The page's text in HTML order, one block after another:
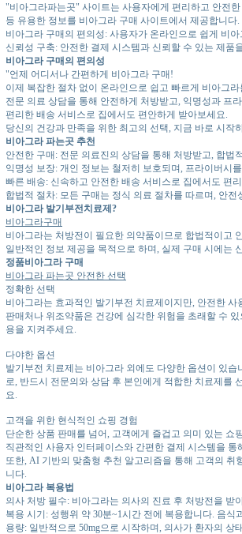
"비아그라파는곳" 사이트는 사용자에게 편리하고 안전
등 유용한 정보를 비아그라 구매 사이트에서 제공합니다.
비아그라 구매의 편의성: 사용자가 온라인으로 쉽게 비
신뢰성 구축: 안전한 결제 시스템과 신뢰할 수 있는 제품
비아그라 구매의 편의성
"언제 어디서나 간편하게 비아그라 구매!
이제 복잡한 절차 없이 온라인으로 쉽고 빠르게 비아그라
전문 의료 상담을 통해 안전하게 처방받고, 익명성과 프
편리한 배송 서비스로 집에서도 편안하게 받아보세요.
당신의 건강과 만족을 위한 최고의 선택, 지금 바로 시작
비아그라 파는곳 추천
안전한 구매: 전문 의료진의 상담을 통해 처방받고, 합법
익명성 보장: 개인 정보는 철저히 보호되며, 프라이버시
빠른 배송: 신속하고 안전한 배송 서비스로 집에서도 편
합법적 절차: 모든 구매는 정식 의료 절차를 따르며, 안전
비아그라 발기부전치료제?
비아그라구매
비아그라는 처방전이 필요한 의약품이므로 합법적이고
일반적인 정보 제공을 목적으로 하며, 실제 구매 시에는
정품비아그라 구매
비아그라 파는곳 안전한 선택
정확한 선택
비아그라는 효과적인 발기부전 치료제이지만, 안전한
판매처나 위조약품은 건강에 심각한 위험을 초래할 수
용을 지켜주세요.
다야한 옵션
발기부전 치료제는 비아그라 외에도 다양한 옵션이 있
로, 반드시 전문의와 상담 후 본인에게 적합한 치료제를
요.
고객을 위한 현식적인 쇼핑 경험
단순한 상품 판매를 넘어, 고객에게 즐겁고 의미 있는 쇼
직관적인 사용자 인터페이스와 간편한 결제 시스템을 통
또한, AI 기반의 맞춤형 추천 알고리즘을 통해 고객의
니다.
비아그라 복용법
의사 처방 필수: 비아그라는 의사의 진료 후 처방전을 받
복용 시기: 성행위 약 30분~1시간 전에 복용합니다. 음식
용량: 일반적으로 50mg으로 시작하며, 의사가 환자의 상